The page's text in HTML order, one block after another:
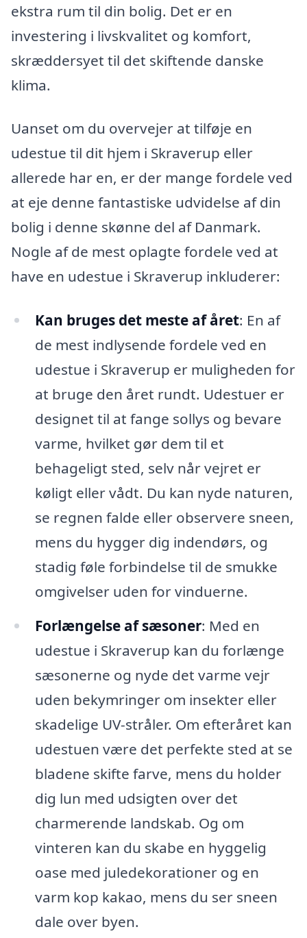
ekstra rum til din bolig. Det er en
investering i livskvalitet og komfort,
skræddersyet til det skiftende danske
klima.
Uanset om du overvejer at tilføje en
udestue til dit hjem i Skraverup eller
allerede har en, er der mange fordele ved
at eje denne fantastiske udvidelse af din
bolig i denne skønne del af Danmark.
Nogle af de mest oplagte fordele ved at
have en udestue i Skraverup inkluderer:
Kan bruges det meste af året: En af
de mest indlysende fordele ved en
udestue i Skraverup er muligheden for
at bruge den året rundt. Udestuer er
designet til at fange sollys og bevare
varme, hvilket gør dem til et
behageligt sted, selv når vejret er
køligt eller vådt. Du kan nyde naturen,
se regnen falde eller observere sneen,
mens du hygger dig indendørs, og
stadig føle forbindelse til de smukke
omgivelser uden for vinduerne.
Forlængelse af sæsoner: Med en
udestue i Skraverup kan du forlænge
sæsonerne og nyde det varme vejr
uden bekymringer om insekter eller
skadelige UV-stråler. Om efteråret kan
udestuen være det perfekte sted at se
bladene skifte farve, mens du holder
dig lun med udsigten over det
charmerende landskab. Og om
vinteren kan du skabe en hyggelig
oase med juledekorationer og en
varm kop kakao, mens du ser sneen
dale over byen.